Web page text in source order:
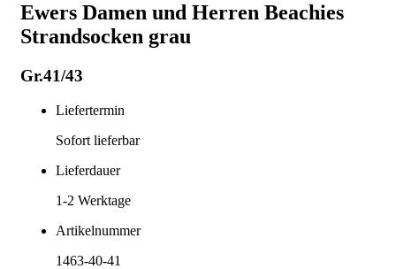
Ewers Damen und Herren Beachies
Strandsocken grau
Gr.41/43
Liefertermin
Sofort lieferbar
Lieferdauer
1-2 Werktage
Artikelnummer
1463-40-41